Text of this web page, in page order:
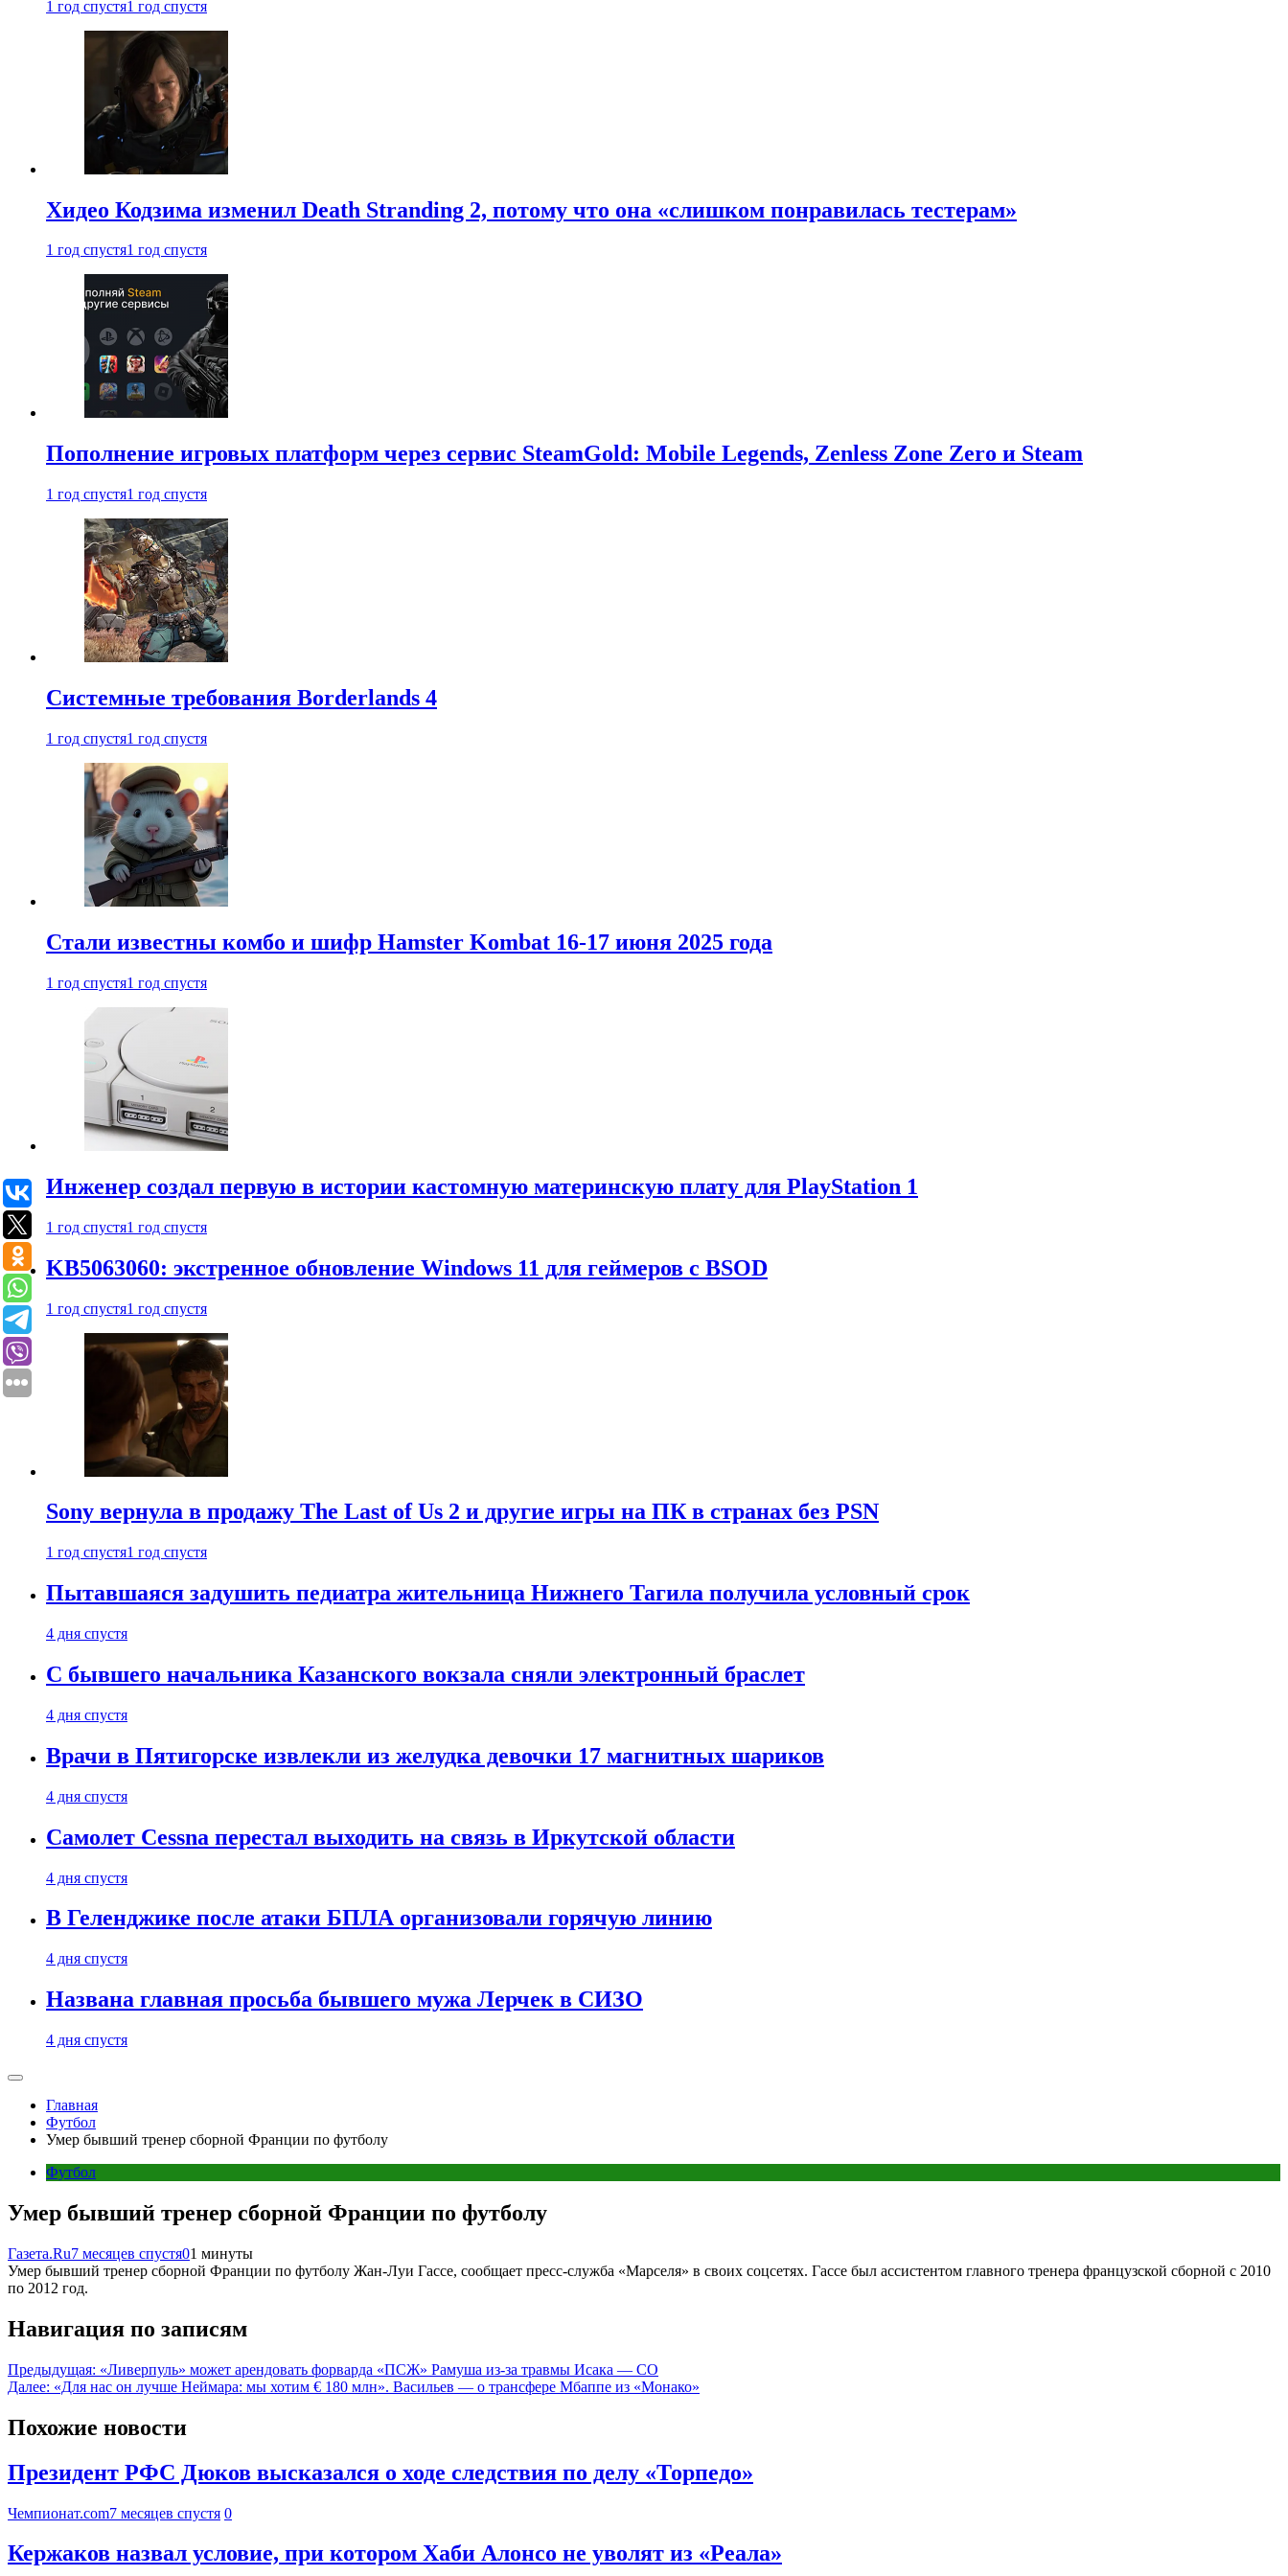
1 год спустя1 год спустя
Хидео Кодзима изменил Death Stranding 2, потому что она «слишком понравилась тестерам»
1 год спустя1 год спустя
Пополнение игровых платформ через сервис SteamGold: Mobile Legends, Zenless Zone Zero и Steam
1 год спустя1 год спустя
Системные требования Borderlands 4
1 год спустя1 год спустя
Стали известны комбо и шифр Hamster Kombat 16-17 июня 2025 года
1 год спустя1 год спустя
Инженер создал первую в истории кастомную материнскую плату для PlayStation 1
1 год спустя1 год спустя
KB5063060: экстренное обновление Windows 11 для геймеров с BSOD
1 год спустя1 год спустя
Sony вернула в продажу The Last of Us 2 и другие игры на ПК в странах без PSN
1 год спустя1 год спустя
Пытавшаяся задушить педиатра жительница Нижнего Тагила получила условный срок
4 дня спустя
С бывшего начальника Казанского вокзала сняли электронный браслет
4 дня спустя
Врачи в Пятигорске извлекли из желудка девочки 17 магнитных шариков
4 дня спустя
Самолет Cessna перестал выходить на связь в Иркутской области
4 дня спустя
В Геленджике после атаки БПЛА организовали горячую линию
4 дня спустя
Названа главная просьба бывшего мужа Лерчек в СИЗО
4 дня спустя
Главная
Футбол
Умер бывший тренер сборной Франции по футболу
Футбол
Умер бывший тренер сборной Франции по футболу
Газета.Ru7 месяцев спустя01 минуты
Умер бывший тренер сборной Франции по футболу Жан-Луи Гассе, сообщает пресс-служба «Марселя» в своих соцсетях. Гассе был ассистентом главного тренера французской сборной с 2010
по 2012 год.
Навигация по записям
Предыдущая: «Ливерпуль» может арендовать форварда «ПСЖ» Рамуша из-за травмы Исака — CO
Далее: «Для нас он лучше Неймара: мы хотим € 180 млн». Васильев — о трансфере Мбаппе из «Монако»
Похожие новости
Президент РФС Дюков высказался о ходе следствия по делу «Торпедо»
Чемпионат.com7 месяцев спустя 0
Кержаков назвал условие, при котором Хаби Алонсо не уволят из «Реала»